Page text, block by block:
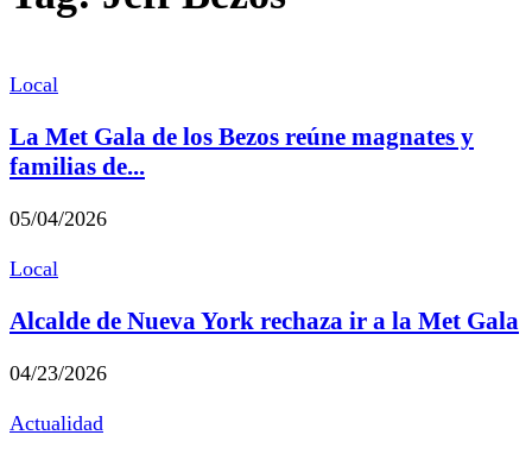
Local
La Met Gala de los Bezos reúne magnates y
familias de...
05/04/2026
Local
Alcalde de Nueva York rechaza ir a la Met Gala
04/23/2026
Actualidad